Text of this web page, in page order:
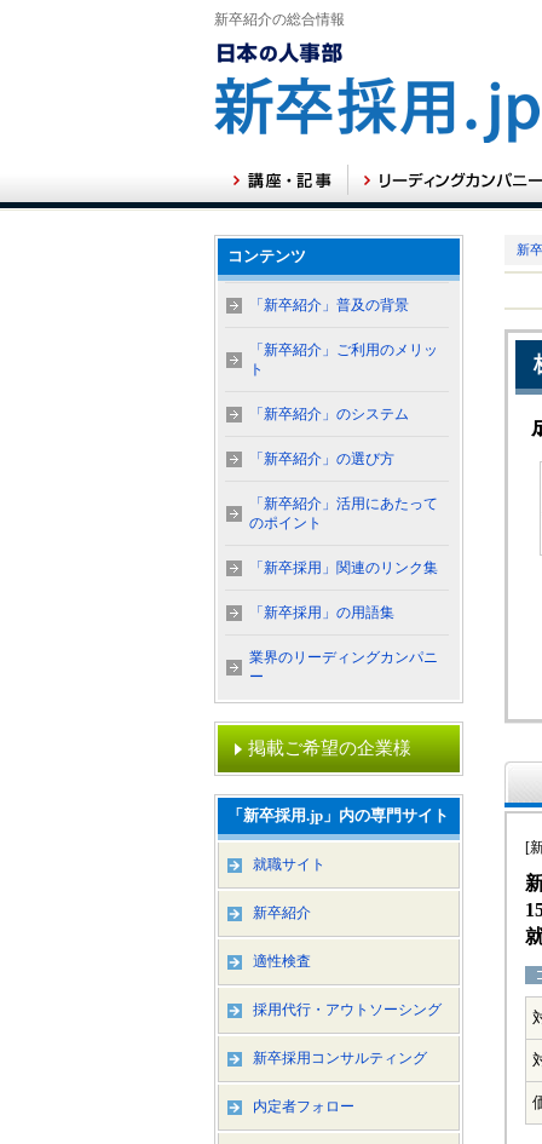
新卒紹介の総合情報
新
[
コンテンツ
「新卒紹介」普及の背景
「新卒紹介」ご利用のメリッ
ト
「新卒紹介」のシステム
「新卒紹介」の選び方
「新卒紹介」活用にあたって
のポイント
「新卒採用」関連のリンク集
「新卒採用」の用語集
業界のリーディングカンパニ
ー
掲載ご希望の企業様
「新卒採用.jp」内の専門サイト
就職サイト
新卒紹介
適性検査
採用代行・アウトソーシング
新卒採用コンサルティング
内定者フォロー